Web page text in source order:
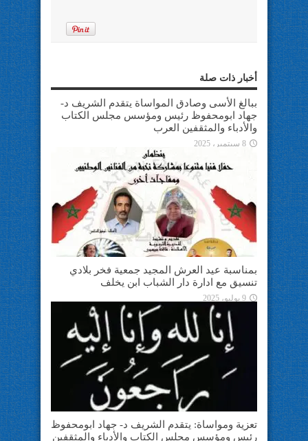
أخبار ذات صلة
ببالغ الأسى وصادق المواساة يتقدم الشريف د-
جهاد ابومحفوظ رئيس ومؤسس مجلس الكتاب
والأدباء والمثقفين العرب
8 سبتمبر، 2025
بمناسبة عيد العرش المجيد جمعية فخر بلادي
تنسيق مع ادارة دار الشباب ابن يخلف
9 يوليو، 2025
تعزية ومواساة: يتقدم الشريف د- جهاد ابومحفوظ
رئيس ومؤسس مجلس الكتاب والأدباء والمثقفين